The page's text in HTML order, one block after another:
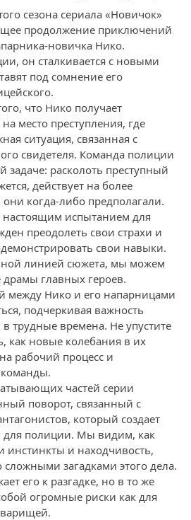
сезона сериала «Новичок»
продолжение приключений
новичка Нико.
он сталкивается с новыми
под сомнение его
что Нико получает
место преступления, где
ситуация, связанная с
свидетеля. Команда полиции
задаче: расколоть преступный
действует на более
когда-либо предполагали.
настоящим испытанием для
преодолеть свои страхи и
свои навыки.
линией сюжета, мы можем
главных героев.
между Нико и его напарницами
подчеркивая важность
трудные времена. Не упустите
как новые колебания в их
рабочий процесс и
частей серии
поворот, связанный с
который создает
для полиции. Мы видим, как
инстинкты и находчивость,
сложными загадками этого дела.
его к разгадке, но в то же
огромные риски как для